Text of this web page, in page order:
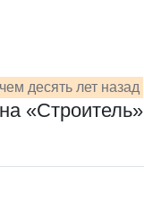
десять лет назад
«Строитель»